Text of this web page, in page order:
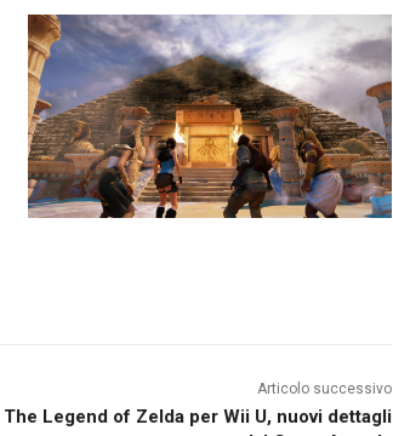
Articolo successivo
The Legend of Zelda per Wii U, nuovi dettagli